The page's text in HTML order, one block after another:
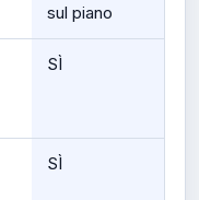
sul piano
SÌ
SÌ